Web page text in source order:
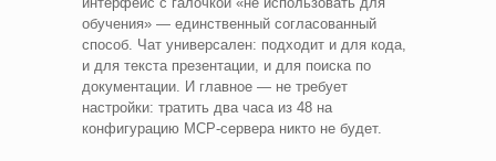
обучения» — единственный согласованный
способ. Чат универсален: подходит и для кода,
и для текста презентации, и для поиска по
документации. И главное — не требует
настройки: тратить два часа из 48 на
конфигурацию MCP-сервера никто не будет.